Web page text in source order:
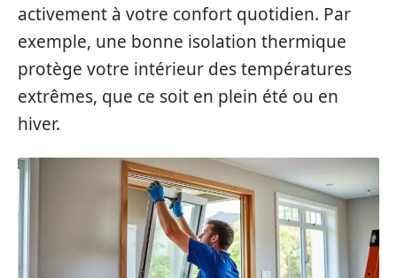
activement à votre confort quotidien. Par
exemple, une bonne isolation thermique
protège votre intérieur des températures
extrêmes, que ce soit en plein été ou en
hiver.